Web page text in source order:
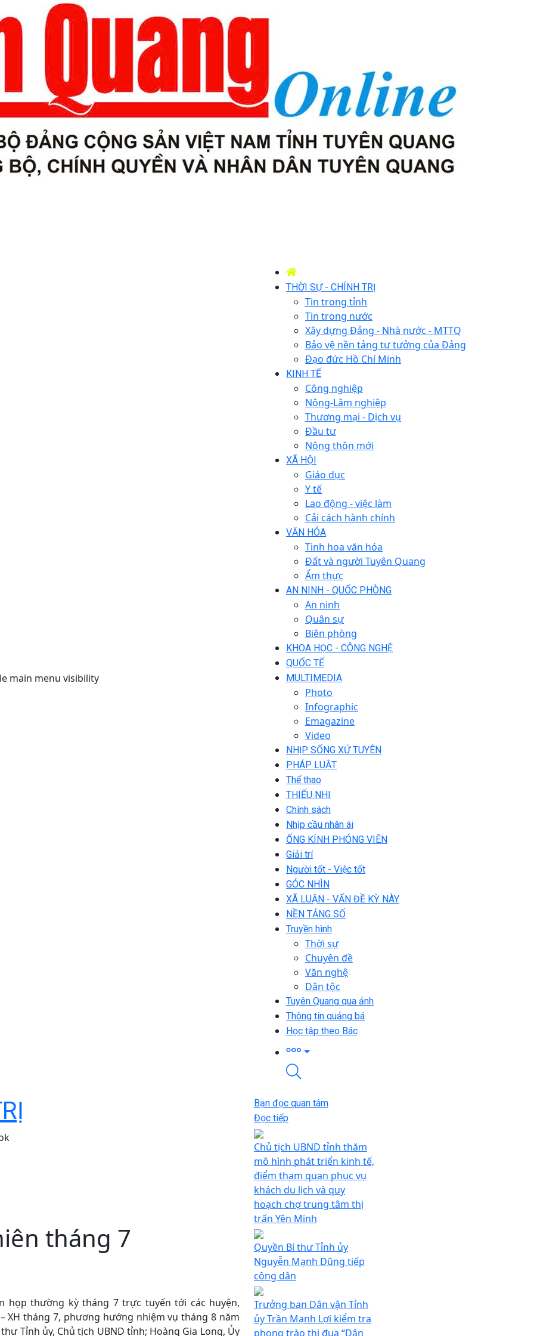
main menu visibility
THỜI SỰ - CHÍNH TRỊ
Tin trong tỉnh
Tin trong nước
Xây dựng Đảng - Nhà nước - MTTQ
Bảo vệ nền tảng tư tưởng của Đảng
Đạo đức Hồ Chí Minh
KINH TẾ
Công nghiệp
Nông-Lâm nghiệp
Thương mại - Dịch vụ
Đầu tư
Nông thôn mới
XÃ HỘI
Giáo dục
Y tế
Lao động - việc làm
Cải cách hành chính
VĂN HÓA
Tinh hoa văn hóa
Đất và người Tuyên Quang
Ẩm thực
AN NINH - QUỐC PHÒNG
An ninh
Quân sự
Biên phòng
KHOA HỌC - CÔNG NGHỆ
QUỐC TẾ
MULTIMEDIA
Photo
Infographic
Emagazine
Video
NHỊP SỐNG XỨ TUYÊN
PHÁP LUẬT
Thể thao
THIẾU NHI
Chính sách
Nhịp cầu nhân ái
ỐNG KÍNH PHÓNG VIÊN
Giải trí
Người tốt - Việc tốt
GÓC NHÌN
XÃ LUẬN - VẤN ĐỀ KỲ NÀY
NỀN TẢNG SỐ
Truyền hình
Thời sự
Chuyên đề
Văn nghệ
Dân tộc
Tuyên Quang qua ảnh
Thông tin quảng bá
Học tập theo Bác
tháng 7
họp thường kỳ tháng 7 trực tuyến tới các huyện,
XH tháng 7, phương hướng nhiệm vụ tháng 8 năm
Tỉnh ủy, Chủ tịch UBND tỉnh; Hoàng Gia Long, Ủy
Bạn đọc quan tâm
Đọc tiếp
Chủ tịch UBND tỉnh thăm
mô hình phát triển kinh tế,
điểm tham quan phục vụ
khách du lịch và quy
hoạch chợ trung tâm thị
trấn Yên Minh
Quyền Bí thư Tỉnh ủy
Nguyễn Mạnh Dũng tiếp
công dân
Trưởng ban Dân vận Tỉnh
ủy Trần Mạnh Lợi kiểm tra
phong trào thi đua “Dân